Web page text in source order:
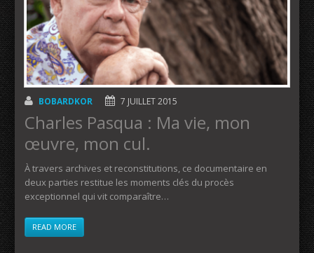
BOBARDKOR 7 JUILLET 2015
Charles Pasqua : Ma vie, mon
œuvre, mon cul.
À travers archives et reconstitutions, ce documentaire en
deux parties restitue les moments clés du procès
exceptionnel qui vit comparaître…
READ MORE